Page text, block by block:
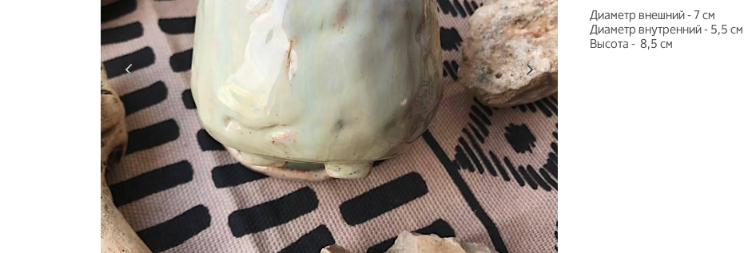
Диаметр внешний - 7 см
Диаметр внутренний - 5,5 см
Высота - 8,5 см